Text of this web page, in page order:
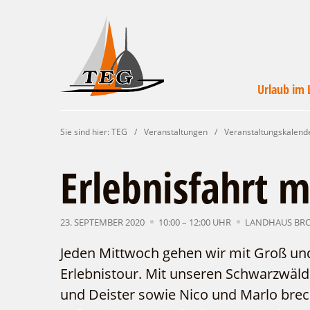
Urlaub im
Urlaub
Leichhardt
Sie sind hier:TEG / Veranstaltungen /
Erlebnisfahrt
23. SEPTEMBER 2020 10:00 – 12:00 UHR LANDHAUS
Jeden Mittwoch gehen wir mit Groß
Erlebnistour. Mit unseren
und Deister sowie Nico und Marlo